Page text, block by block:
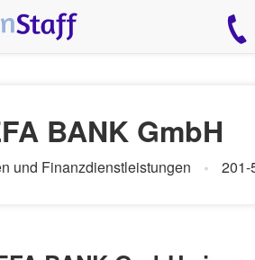
BANK GmbH
und Finanzdienstleistungen 201-